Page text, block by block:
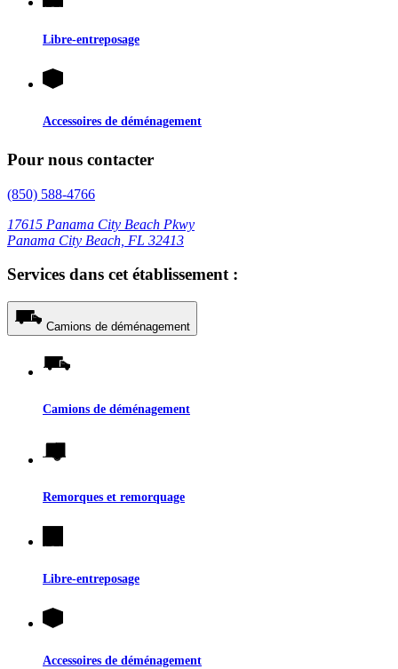
Libre-entreposage
Accessoires de déménagement
Pour nous contacter
(850) 588-4766
17615 Panama City Beach Pkwy
Panama City Beach, FL 32413
Services dans cet établissement :
Camions de déménagement
Camions de déménagement
Remorques et remorquage
Libre-entreposage
Accessoires de déménagement